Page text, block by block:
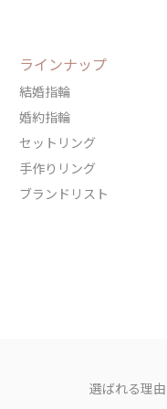
ラインナップ
結婚指輪
婚約指輪
セットリング
手作りリング
ブランドリスト
選ばれる理由